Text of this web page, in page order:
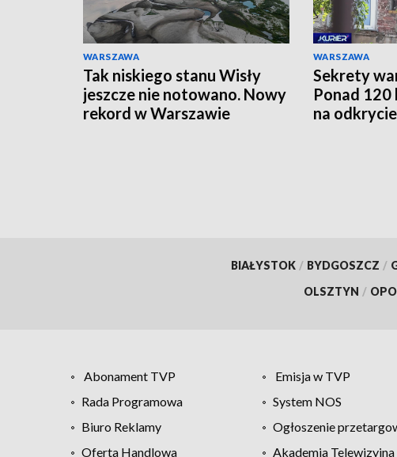
WARSZAWA
Tak niskiego stanu Wisły
jeszcze nie notowano. Nowy
rekord w Warszawie
WARSZAWA
Sekrety
Ponad 120
na odkrycie
BIAŁYSTOK / BYDGOSZCZ /
OLSZTYN /
Abonament TVP Emisja w TVP
Rada Programowa
System NOS
Biuro Reklamy
Ogłoszenie
Oferta Handlowa
Akademia Telewizyjna